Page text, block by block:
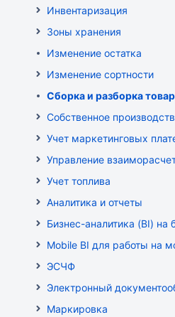
Инвентаризация
Зоны хранения
Изменение остатка
Изменение сортности
Сборка и разборка
Собственное
Учет маркетинговых
Управление
Учет топлива
Аналитика и отчеты
Бизнес-аналитика (BI) на
Mobile BI для работы на
ЭСЧФ
Электронный
Маркировка